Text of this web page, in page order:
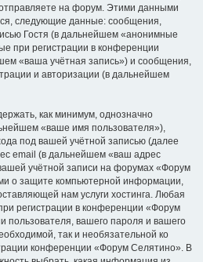
на форум. Этими данными
следующие данные: сообщения,
Гостя (в дальнейшем «анонимные
при регистрации в конференции
«ваша учётная запись») и сообщения,
и авторизации (в дальнейшем
как минимум, однозначно
«ваше имя пользователя»),
под вашей учётной записью (далее
email (в дальнейшем «ваш адрес
учётной записи на форумах «Форум
о защите компьютерной информации,
нам услуги хостинга. Любая
регистрации в конференции «Форум
пользователя, вашего пароля и вашего
так и необязательной ко
конференции «Форум Селятино». В